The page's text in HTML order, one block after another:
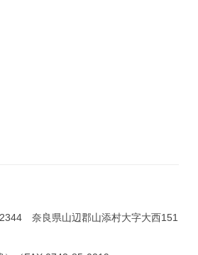
2344 奈良県山辺郡山添村大字大西151